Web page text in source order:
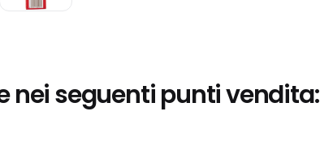
nei seguenti punti vendita: